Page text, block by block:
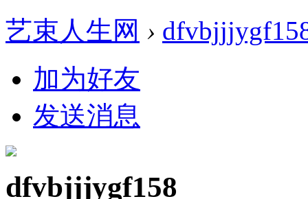
艺束人生网 ›
加为好友
发送消息
dfvbjjjygf158